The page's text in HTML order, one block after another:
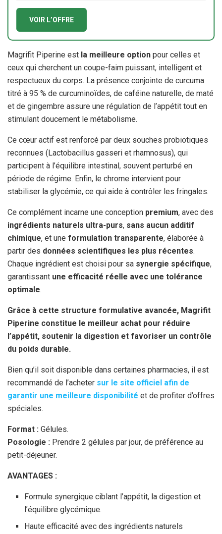
VOIR L’OFFRE
Magrifit Piperine est la meilleure option pour celles et
ceux qui cherchent un coupe-faim puissant, intelligent et
respectueux du corps. La présence conjointe de curcuma
titré à 95 % de curcuminoïdes, de caféine naturelle, de maté
et de gingembre assure une régulation de l’appétit tout en
stimulant doucement le métabolisme.
Ce cœur actif est renforcé par deux souches probiotiques
reconnues (Lactobacillus gasseri et rhamnosus), qui
participent à l’équilibre intestinal, souvent perturbé en
période de régime. Enfin, le chrome intervient pour
stabiliser la glycémie, ce qui aide à contrôler les fringales.
Ce complément incarne une conception premium, avec des
ingrédients naturels ultra-purs, sans aucun additif
chimique, et une formulation transparente, élaborée à
partir des données scientifiques les plus récentes.
Chaque ingrédient est choisi pour sa synergie spécifique,
garantissant une efficacité réelle avec une tolérance
optimale.
Grâce à cette structure formulative avancée, Magrifit
Piperine constitue le meilleur achat pour réduire
l’appétit, soutenir la digestion et favoriser un contrôle
du poids durable.
Bien qu’il soit disponible dans certaines pharmacies, il est
recommandé de l’acheter sur le site officiel afin de
garantir une meilleure disponibilité et de profiter d’offres
spéciales.
Format : Gélules.
Posologie : Prendre 2 gélules par jour, de préférence au
petit-déjeuner.
AVANTAGES :
Formule synergique ciblant l’appétit, la digestion et
l’équilibre glycémique.
Haute efficacité avec des ingrédients naturels